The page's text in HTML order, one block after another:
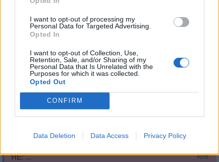
I want to opt-out of processing my
Personal Data for Targeted Advertising.
Opted In
I want to opt-out of Collection, Use,
Retention, Sale, and/or Sharing of my
Personal Data that Is Unrelated with the
Purposes for which it was collected.
Opted Out
CONFIRM
Data Deletion Data Access Privacy Policy
#205
Smazaný|Předmět: RE: RE: RE: RE: RE:
RE: RE: ...
Reakce na příspěvek#206
Obsah příspěvku byl smazán.
RE: ...
#206